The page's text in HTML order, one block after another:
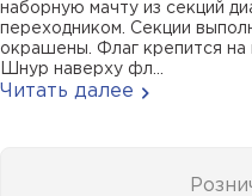
наборную мачту из секций
переходником. Секции
окрашены. Флаг крепится на
Шнур наверху фл...
Читать далее